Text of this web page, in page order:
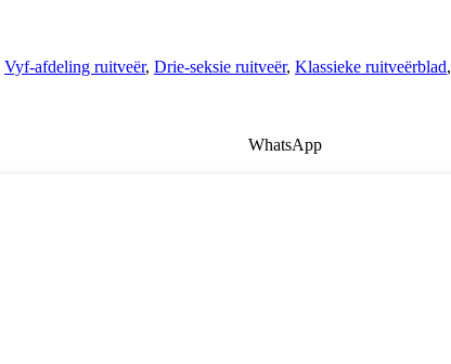
Vyf-afdeling ruitveër, Drie-seksie ruitveër, Klassieke ruitveërblad,
WhatsApp